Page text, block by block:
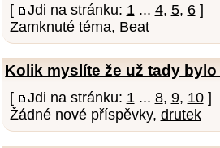
[ Jdi na stránku: 1 ... 4, 5, 6]
Zamknuté téma, Beat
Kolik myslíte že už tady
[ Jdi na stránku: 1... 8, 9, 10]
Žádné nové příspěvky, drutek